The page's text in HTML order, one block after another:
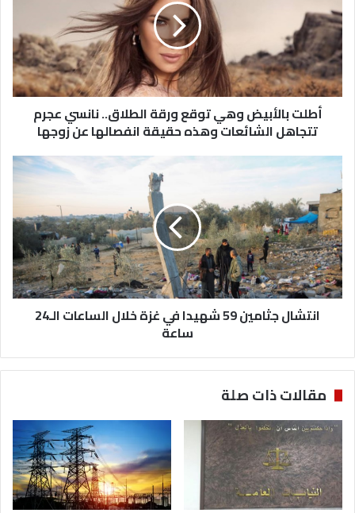
توقع
ورقة
الطلاق..
نانسي
عجرم
تتجاهل
الشائعات
وهذه
انفصالها
عن
زوجها
أطلت بالأبيض وهي توقع ورقة الطلاق.. نانسي عجرم
تتجاهل الشائعات وهذه حقيقة انفصالها عن زوجها
انتشال
جثامين
59
شهيدا
في
غزة
خلال
الساعات
الـ24
ساعة
انتشال جثامين 59 شهيدا في غزة خلال الساعات الـ24
ساعة
مقالات ذات صلة